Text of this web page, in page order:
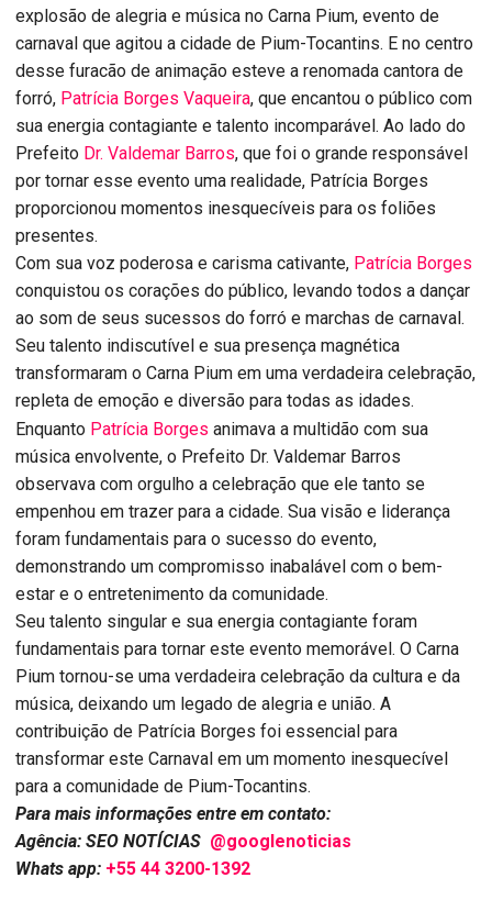
explosão de alegria e música no Carna Pium, evento de
carnaval que agitou a cidade de Pium-Tocantins. E no centro
desse furacão de animação esteve a renomada cantora de
forró, Patrícia Borges Vaqueira, que encantou o público com
sua energia contagiante e talento incomparável. Ao lado do
Prefeito Dr. Valdemar Barros, que foi o grande responsável
por tornar esse evento uma realidade, Patrícia Borges
proporcionou momentos inesquecíveis para os foliões
presentes.
Com sua voz poderosa e carisma cativante, Patrícia Borges
conquistou os corações do público, levando todos a dançar
ao som de seus sucessos do forró e marchas de carnaval.
Seu talento indiscutível e sua presença magnética
transformaram o Carna Pium em uma verdadeira celebração,
repleta de emoção e diversão para todas as idades.
Enquanto Patrícia Borges animava a multidão com sua
música envolvente, o Prefeito Dr. Valdemar Barros
observava com orgulho a celebração que ele tanto se
empenhou em trazer para a cidade. Sua visão e liderança
foram fundamentais para o sucesso do evento,
demonstrando um compromisso inabalável com o bem-
estar e o entretenimento da comunidade.
Seu talento singular e sua energia contagiante foram
fundamentais para tornar este evento memorável. O Carna
Pium tornou-se uma verdadeira celebração da cultura e da
música, deixando um legado de alegria e união. A
contribuição de Patrícia Borges foi essencial para
transformar este Carnaval em um momento inesquecível
para a comunidade de Pium-Tocantins.
Para mais informações entre em contato:
Agência: SEO NOTÍCIAS @googlenoticias
Whats app: +55 44 3200-1392